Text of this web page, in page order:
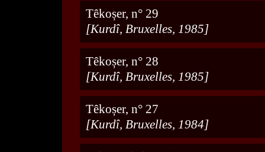
Têkoșer, n° 29
[Kurdî, Bruxelles, 1985]
Têkoșer, n° 28
[Kurdî, Bruxelles, 1985]
Têkoșer, n° 27
[Kurdî, Bruxelles, 1984]